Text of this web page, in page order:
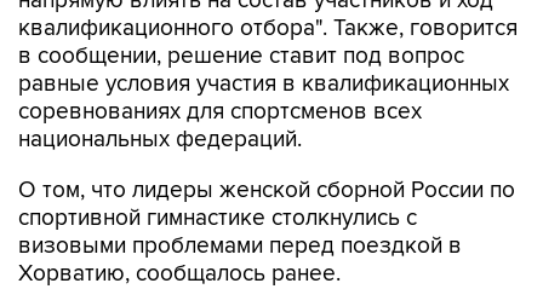
квалификационного отбора". Также, говорится
в сообщении, решение ставит под вопрос
равные условия участия в квалификационных
соревнованиях для спортсменов всех
национальных федераций.
О том, что лидеры женской сборной России по
спортивной гимнастике столкнулись с
визовыми проблемами перед поездкой в
Хорватию, сообщалось ранее.